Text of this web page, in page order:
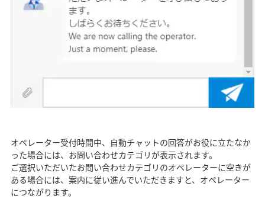
オペレーター受付時間中、自動チャットの回答がお役に立たなか
った場合には、お問い合わせカテゴリが表示されます。
ご選択いただいたお問い合わせカテゴリのオペレーターに空きが
ある場合には、案内に従い進んでいただきますと、オペレーター
につながります。